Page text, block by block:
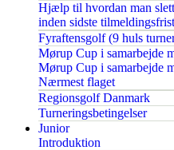
Hjælp til hvordan man
inden sidste
Fyraftensgolf (9 huls
Mørup Cup i samarbejde
Mørup Cup i samarbejde
Nærmest flaget
Regionsgolf Danmark
Turneringsbetingelser
Junior
Introduktion